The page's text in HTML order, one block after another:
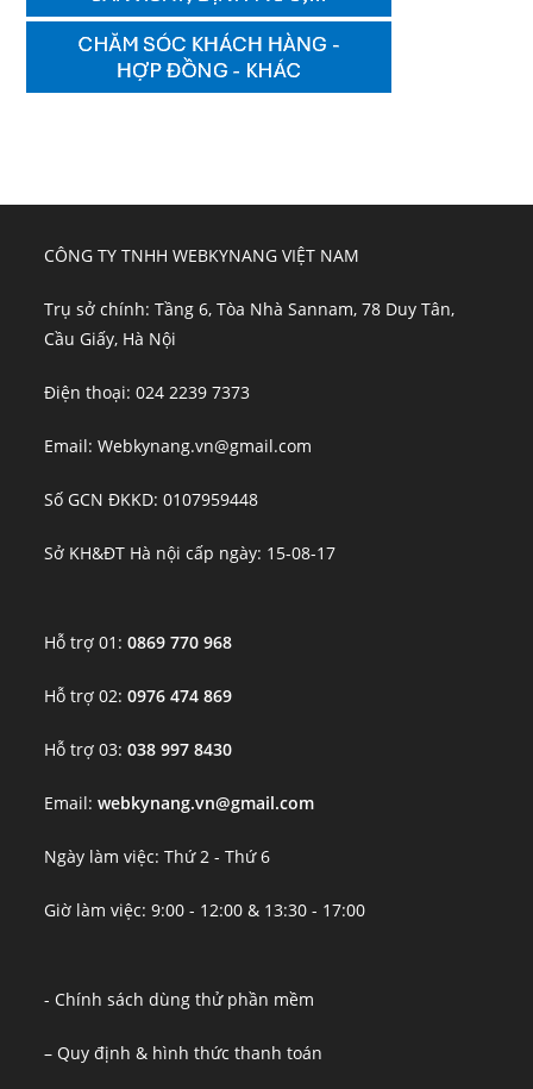
CÔNG TY TNHH WEBKYNANG VIỆT NAM
Trụ sở chính: Tầng 6, Tòa Nhà Sannam, 78 Duy Tân,
Cầu Giấy, Hà Nội
Điện thoại: 024 2239 7373
Email: Webkynang.vn@gmail.com
Số GCN ĐKKD: 0107959448
Sở KH&ĐT Hà nội cấp ngày: 15-08-17
Hỗ trợ 01:0869 770 968
Hỗ trợ 02:0976 474 869
Hỗ trợ 03:038 997 8430
Email:webkynang.vn@gmail.com
Ngày làm việc: Thứ 2 - Thứ 6
Giờ làm việc: 9:00 - 12:00 & 13:30 - 17:00
- Chính sách dùng thử phần mềm
– Quy định & hình thức thanh toán